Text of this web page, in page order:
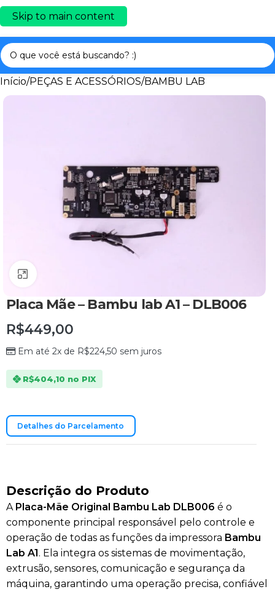
Skip to main content
Início/PEÇAS E ACESSÓRIOS/BAMBU LAB
Clique para ampliar
Placa Mãe – Bambu lab A1 – DLB006
R$449,00
Em até 2x de R$224,50 sem juros
R$404,10 no PIX
Detalhes do Parcelamento
Descrição do Produto
A Placa-Mãe Original Bambu Lab DLB006 é o
componente principal responsável pelo controle e
operação de todas as funções da impressora Bambu
Lab A1. Ela integra os sistemas de movimentação,
extrusão, sensores, comunicação e segurança da
máquina, garantindo uma operação precisa, confiável